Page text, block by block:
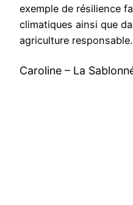
exemple de résilience
climatiques ainsi que
agriculture responsable.
Caroline – La